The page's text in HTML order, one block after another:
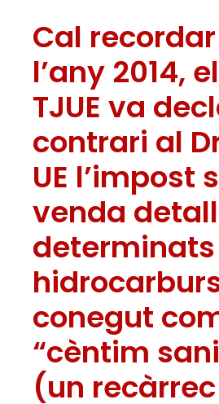
Cal
l’any 2014,
TJUE va
contrari al
UE l’impost
venda
determinats
conegut
“cèntim
(un